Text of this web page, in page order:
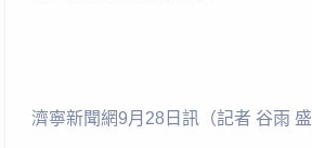
濟寧新聞網9月28日訊（記者 谷雨